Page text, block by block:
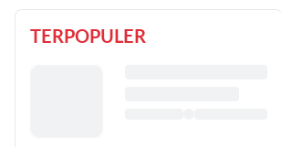
TERPOPULER